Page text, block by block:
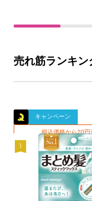
売れ筋ランキン
キャンペーン
税込価格から20円